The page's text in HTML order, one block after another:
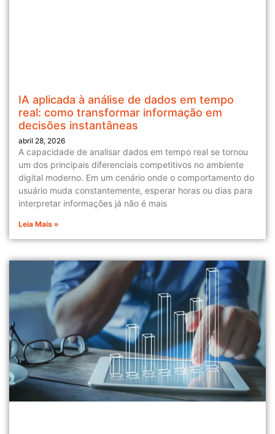
IA aplicada à análise de dados em tempo
real: como transformar informação em
decisões instantâneas
abril 28, 2026
A capacidade de analisar dados em tempo real se tornou
um dos principais diferenciais competitivos no ambiente
digital moderno. Em um cenário onde o comportamento do
usuário muda constantemente, esperar horas ou dias para
interpretar informações já não é mais
Leia Mais »